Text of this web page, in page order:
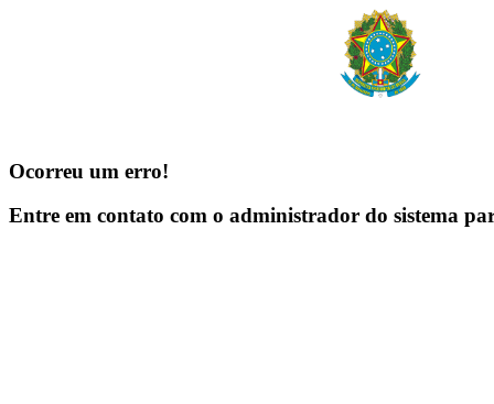
Ocorreu um erro!
Entre em contato com o administrador do sistema